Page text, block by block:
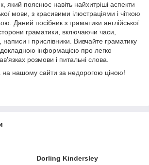
який пояснює навіть найхитріші аспекти
мови, з красивими ілюстраціями і чіткою
Даний посібник з граматики англійської
граматики, включаючи часи,
написи і прислівники. Вивчайте граматику
докладною інформацією про легко
розмови і питальні слова.
на нашому сайти за недорогою ціною!
Dorling Kindersley